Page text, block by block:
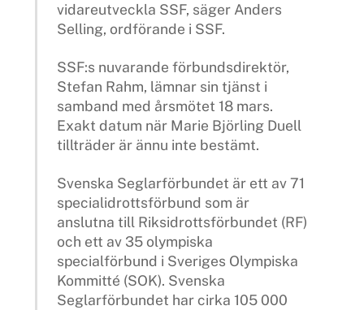
vidareutveckla SSF, säger Anders
Selling, ordförande i SSF.
SSF:s nuvarande förbundsdirektör,
Stefan Rahm, lämnar sin tjänst i
samband med årsmötet 18 mars.
Exakt datum när Marie Björling Duell
tillträder är ännu inte bestämt.
Svenska Seglarförbundet är ett av 71
specialidrottsförbund som är
anslutna till Riksidrottsförbundet (RF)
och ett av 35 olympiska
specialförbund i Sveriges Olympiska
Kommitté (SOK). Svenska
Seglarförbundet har cirka 105 000